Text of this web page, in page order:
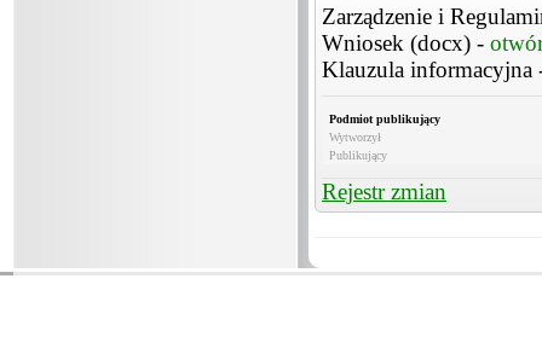
Zarządzenie i
Wniosek (docx) -
Klauzula
Podmiot publikujący
Wytworzył
Publikujący
Rejestr zmian